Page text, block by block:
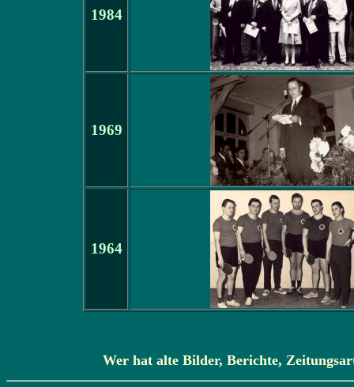
1984
1969
1964
Wer hat alte Bilder, Berichte,